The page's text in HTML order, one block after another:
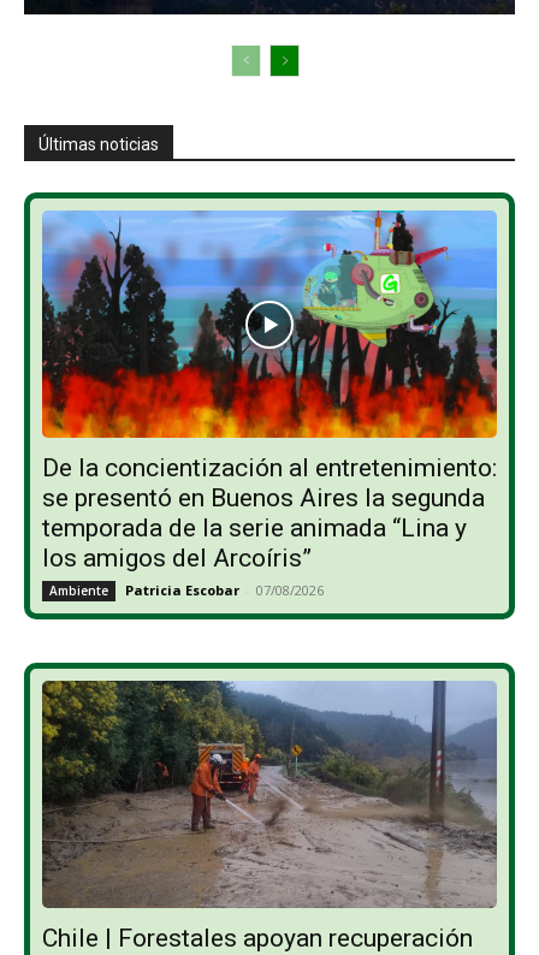
Últimas noticias
De la concientización al entretenimiento:
se presentó en Buenos Aires la segunda
temporada de la serie animada “Lina y
los amigos del Arcoíris”
Ambiente Patricia Escobar - 07/08/2026
Chile | Forestales apoyan recuperación